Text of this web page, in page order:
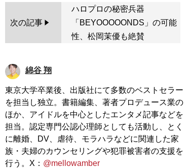
次の記事
ハロプロの秘密兵器
「BEYOOOOONDS」の可能
性、松岡茉優も絶賛
綿谷 翔
東京大学卒業後、出版社にて多数のベストセラー
を担当し独立。書籍編集、著者プロデュース業の
ほか、アイドルを中心としたエンタメ記事などを
担当。認定専門公認心理師としても活動し、とく
に離婚、DV、虐待、モラハラなどに関連した家
族・夫婦のカウンセリングや犯罪被害者の支援を
行う。X： @mellowamber